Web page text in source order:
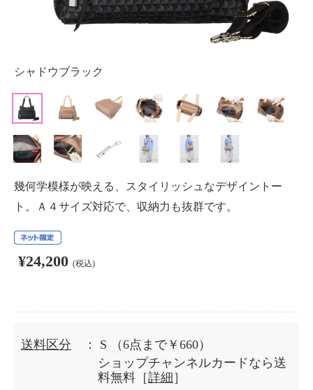
シャドウブラック
幾何学模様が映える、スタイリッシュなデザイントー
ト。Ａ４サイズ対応で、収納力も抜群です。
¥24,200 (税込)
送料区分 ： S
（6点まで￥660）
ショップチャンネルカードなら送
料無料［詳細 ］